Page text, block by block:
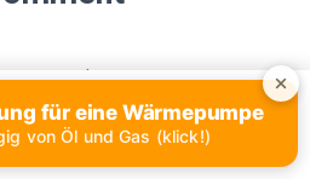
· 12. Dezember 2023 at 14:19
gefunden zu haben,
des Tipps mit den
für eine Wärmepumpe
von Öl und Gas (klick!)